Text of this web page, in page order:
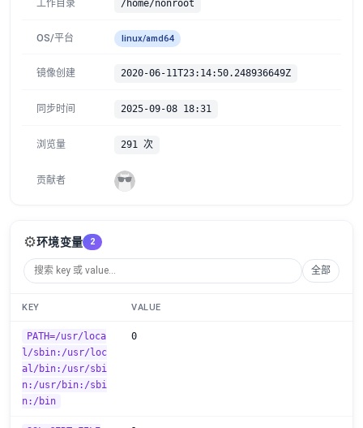
工作目录 /home/nonroot
OS/平台 linux/amd64
镜像创建 2020-06-11T23:14:50.248936649Z
同步时间 2025-09-08 18:31
浏览量 291 次
贡献者
⚙️环境变量 2
全部
KEY VALUE
PATH=/usr/loca
l/sbin:/usr/loc
al/bin:/usr/sbi
n:/usr/bin:/sbi
n:/bin
0